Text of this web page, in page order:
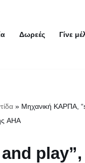
Δωρεές Γίνε
» Μηχανική ΚΑΡΠΑ,
AHA
play”,